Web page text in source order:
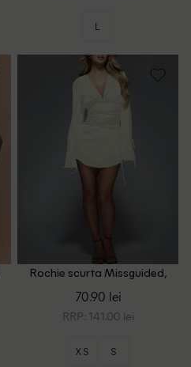
L
Rochie scurta Missguided,
70.90 lei
RRP: 141.00 lei
XS S